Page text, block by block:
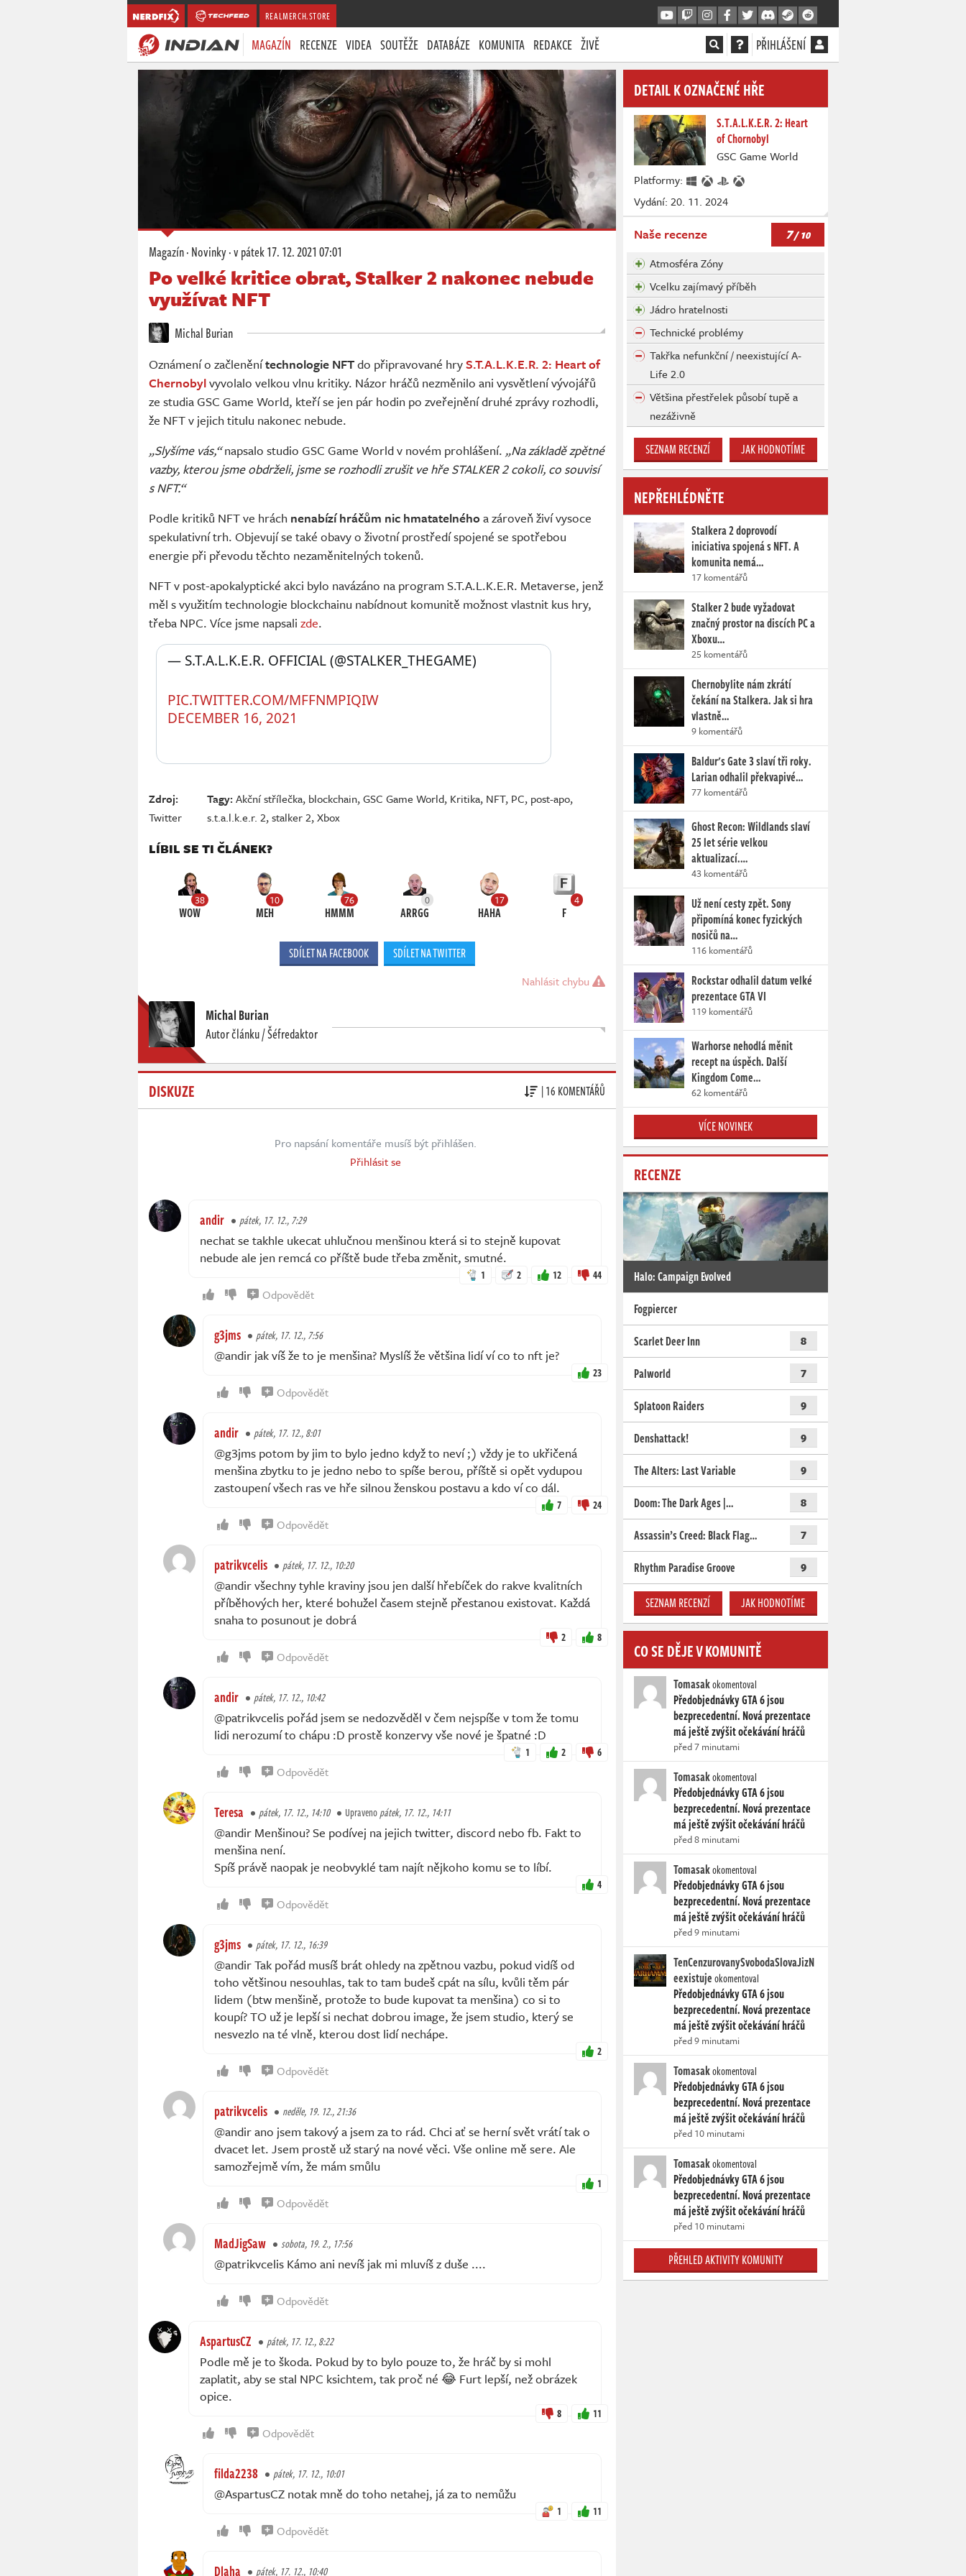
REALMERCH.STORE
MAGAZÍN RECENZE VIDEA SOUTĚŽE DATABÁZE KOMUNITA REDAKCE ŽIVĚ PŘIHLÁŠENÍ
Magazín·Novinky·v pátek17. 12. 2021 07:01
Po velké kritice obrat, Stalker 2 nakonec nebude
využívat NFT
Michal Burian
Oznámení o začleněnítechnologie NFTdo připravované hryS.T.A.L.K.E.R. 2: Heart of
Chernobylvyvolalo velkou vlnu kritiky. Názor hráčů nezměnilo ani vysvětlení vývojářů
ze studia GSC Game World, kteří se jen pár hodin po zveřejnění druhé zprávy rozhodli,
že NFT v jejich titulu nakonec nebude.
„Slyšíme vás,“napsalo studio GSC Game World v novém prohlášení. „Na základě zpětné
vazby, kterou jsme obdrželi, jsme se rozhodli zrušit ve hře STALKER 2 cokoli, co souvisí
s NFT.“
Podle kritiků NFT ve hrách nenabízí hráčům nic hmatatelného a zároveň živí vysoce
spekulativní trh. Objevují se také obavy o životní prostředí spojené se spotřebou
energie při převodu těchto nezaměnitelných tokenů.
NFT v post-apokalyptické akci bylo navázáno na program S.T.A.L.K.E.R. Metaverse, jenž
měl s využitím technologie blockchainu nabídnout komunitě možnost vlastnit kus hry,
třeba NPC. Více jsme napsali zde.
PIC.TWITTER.COM/MFFNMPIQIW
— S.T.A.L.K.E.R. OFFICIAL (@STALKER_THEGAME)
DECEMBER 16, 2021
Zdroj:
Twitter
Tagy:Akční střílečka, blockchain,GSC Game World, Kritika, NFT, PC, post-apo,
s.t.a.l.k.e.r. 2,stalker 2,Xbox
LÍBIL SE TI ČLÁNEK?
38
WOW
10
MEH
76
HMMM
0
ARRGG
17
HAHA
4
F
SDÍLET NA FACEBOOK SDÍLET NA TWITTER
Nahlásit chybu
Michal Burian
Autor článku / Šéfredaktor
DISKUZE | 16 KOMENTÁŘŮ
Pro napsání komentáře musíš být přihlášen.
Přihlásit se
andir pátek, 17. 12., 7:29
nechat se takhle ukecat uhlučnou menšinou která si to stejně kupovat
nebude ale jen remcá co příště bude třeba změnit, smutné.
1 2 12 44
Odpovědět
g3jms pátek, 17. 12., 7:56
@andir jak víš že to je menšina? Myslíš že většina lidí ví co to nft je?
23
Odpovědět
andir pátek, 17. 12., 8:01
@g3jms potom by jim to bylo jedno když to neví ;) vždy je to ukřičená
menšina zbytku to je jedno nebo to spíše berou, příště si opět vydupou
zastoupení všech ras ve hře silnou ženskou postavu a kdo ví co dál.
7 24
Odpovědět
patrikvcelis pátek, 17. 12., 10:20
@andir všechny tyhle kraviny jsou jen další hřebíček do rakve kvalitních
příběhových her, které bohužel časem stejně přestanou existovat. Každá
snaha to posunout je dobrá
2 8
Odpovědět
andir pátek, 17. 12., 10:42
@patrikvcelis pořád jsem se nedozvěděl v čem nejspíše v tom že tomu
lidi nerozumí to chápu :D prostě konzervy vše nové je špatné :D
1 2 6
Odpovědět
Teresa pátek, 17. 12., 14:10 Upravenopátek, 17. 12., 14:11
@andir Menšinou? Se podívej na jejich twitter, discord nebo fb. Fakt to
menšina není.
Spíš právě naopak je neobvyklé tam najít nějkoho komu se to líbí.
4
Odpovědět
g3jms pátek, 17. 12., 16:39
@andir Tak pořád musíš brát ohledy na zpětnou vazbu, pokud vidíš od
toho většinou nesouhlas, tak to tam budeš cpát na sílu, kvůli těm pár
lidem (btw menšině, protože to bude kupovat ta menšina) co si to
koupí? TO už je lepší si nechat dobrou image, že jsem studio, který se
nesvezlo na té vlně, kterou dost lidí nechápe.
2
Odpovědět
patrikvcelis neděle, 19. 12., 21:36
@andir ano jsem takový a jsem za to rád. Chci ať se herní svět vrátí tak o
dvacet let. Jsem prostě už starý na nové věci. Vše online mě sere. Ale
samozřejmě vím, že mám smůlu
1
Odpovědět
MadJigSaw sobota, 19. 2., 17:56
@patrikvcelis Kámo ani nevíš jak mi mluvíš z duše ....
Odpovědět
AspartusCZ pátek, 17. 12., 8:22
Podle mě je to škoda. Pokud by to bylo pouze to, že hráč by si mohl
zaplatit, aby se stal NPC ksichtem, tak proč né 😂 Furt lepší, než obrázek
opice.
8 11
Odpovědět
filda2238 pátek, 17. 12., 10:01
@AspartusCZ notak mně do toho netahej, já za to nemůžu
1 11
Odpovědět
Dlaha pátek, 17. 12., 10:40
DETAIL K OZNAČENÉ HŘE
S.T.A.L.K.E.R. 2: Heart
of Chornobyl
GSC Game World
Platformy:
Vydání: 20. 11. 2024
Naše recenze 7/ 10
Atmosféra Zóny
Vcelku zajímavý příběh
Jádro hratelnosti
Technické problémy
Takřka nefunkční / neexistující A-
Life 2.0
Většina přestřelek působí tupě a
nezáživně
SEZNAM RECENZÍ JAK HODNOTÍME
NEPŘEHLÉDNĚTE
Stalkera 2 doprovodí
iniciativa spojená s NFT. A
komunita nemá…
17 komentářů
Stalker 2 bude vyžadovat
značný prostor na discích PC a
Xboxu…
25 komentářů
Chernobylite nám zkrátí
čekání na Stalkera. Jak si hra
vlastně…
9 komentářů
Baldur's Gate 3 slaví tři roky.
Larian odhalil překvapivé…
77 komentářů
Ghost Recon: Wildlands slaví
25 let série velkou
aktualizací.…
43 komentářů
Už není cesty zpět. Sony
připomíná konec fyzických
nosičů na…
116 komentářů
Rockstar odhalil datum velké
prezentace GTA VI
119 komentářů
Warhorse nehodlá měnit
recept na úspěch. Další
Kingdom Come…
62 komentářů
VÍCE NOVINEK
RECENZE
Halo: Campaign Evolved
Fogpiercer
Scarlet Deer Inn
8
Palworld 7
Splatoon Raiders 9
Denshattack! 9
The Alters: Last Variable 9
Doom: The Dark Ages |… 8
Assassin’s Creed: Black Flag… 7
Rhythm Paradise Groove 9
SEZNAM RECENZÍ JAK HODNOTÍME
CO SE DĚJE V KOMUNITĚ
Tomasakokomentoval
Předobjednávky GTA 6 jsou
bezprecedentní. Nová prezentace
má ještě zvýšit očekávání hráčů
před 7 minutami
Tomasakokomentoval
Předobjednávky GTA 6 jsou
bezprecedentní. Nová prezentace
má ještě zvýšit očekávání hráčů
před 8 minutami
Tomasakokomentoval
Předobjednávky GTA 6 jsou
bezprecedentní. Nová prezentace
má ještě zvýšit očekávání hráčů
před 9 minutami
TenCenzurovanySvobodaSlovaJizN
eexistujeokomentoval
Předobjednávky GTA 6 jsou
bezprecedentní. Nová prezentace
má ještě zvýšit očekávání hráčů
před 9 minutami
Tomasakokomentoval
Předobjednávky GTA 6 jsou
bezprecedentní. Nová prezentace
má ještě zvýšit očekávání hráčů
před 10 minutami
Tomasakokomentoval
Předobjednávky GTA 6 jsou
bezprecedentní. Nová prezentace
má ještě zvýšit očekávání hráčů
před 10 minutami
PŘEHLED AKTIVITY KOMUNITY